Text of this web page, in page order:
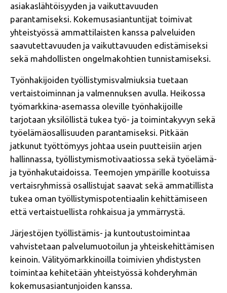
asiakaslähtöisyyden ja vaikuttavuuden
parantamiseksi. Kokemusasiantuntijat toimivat
yhteistyössä ammattilaisten kanssa palveluiden
saavutettavuuden ja vaikuttavuuden edistämiseksi
sekä mahdollisten ongelmakohtien tunnistamiseksi.
Työnhakijoiden työllistymisvalmiuksia tuetaan
vertaistoiminnan ja valmennuksen avulla. Heikossa
työmarkkina-asemassa oleville työnhakijoille
tarjotaan yksilöllistä tukea työ- ja toimintakyvyn sekä
työelämäosallisuuden parantamiseksi. Pitkään
jatkunut työttömyys johtaa usein puutteisiin arjen
hallinnassa, työllistymismotivaatiossa sekä työelämä-
ja työnhakutaidoissa. Teemojen ympärille kootuissa
vertaisryhmissä osallistujat saavat sekä ammatillista
tukea oman työllistymispotentiaalin kehittämiseen
että vertaistuellista rohkaisua ja ymmärrystä.
Järjestöjen työllistämis- ja kuntoutustoimintaa
vahvistetaan palvelumuotoilun ja yhteiskehittämisen
keinoin. Välityömarkkinoilla toimivien yhdistysten
toimintaa kehitetään yhteistyössä kohderyhmän
kokemusasiantunjoiden kanssa.